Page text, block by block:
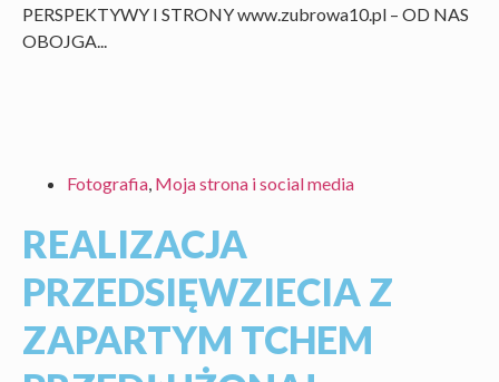
PERSPEKTYWY I STRONY www.zubrowa10.pl – OD NAS
OBOJGA...
Fotografia, Moja strona i social media
REALIZACJA
PRZEDSIĘWZIECIA Z
ZAPARTYM TCHEM